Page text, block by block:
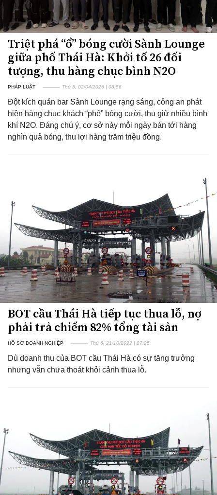
Triệt phá “ổ” bóng cười Sành Lounge
giữa phố Thái Hà: Khởi tố 26 đối
tượng, thu hàng chục bình N2O
PHÁP LUẬT Thứ 5, 02/04/2026 | 08:56
Đột kích quán bar Sành Lounge rạng sáng, công an phát
hiện hàng chục khách “phê” bóng cười, thu giữ nhiều bình
khí N2O. Đáng chú ý, cơ sở này mỗi ngày bán tới hàng
nghìn quả bóng, thu lợi hàng trăm triệu đồng.
BOT cầu Thái Hà tiếp tục thua lỗ, nợ
phải trả chiếm 82% tổng tài sản
HỒ SƠ DOANH NGHIỆP Thứ 6, 21/10/2022 | 07:25
Dù doanh thu của BOT cầu Thái Hà có sự tăng trưởng
nhưng vẫn chưa thoát khỏi cảnh thua lỗ.